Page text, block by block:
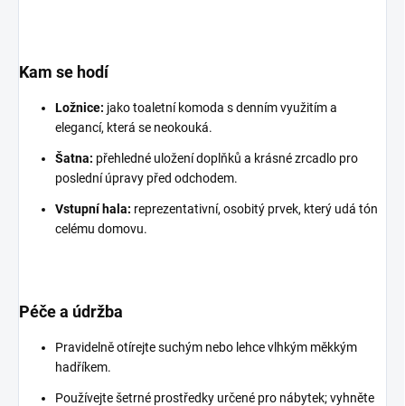
Kam se hodí
Ložnice: jako toaletní komoda s denním využitím a
elegancí, která se neokouká.
Šatna: přehledné uložení doplňků a krásné zrcadlo pro
poslední úpravy před odchodem.
Vstupní hala: reprezentativní, osobitý prvek, který udá tón
celému domovu.
Péče a údržba
Pravidelně otírejte suchým nebo lehce vlhkým měkkým
hadříkem.
Používejte šetrné prostředky určené pro nábytek; vyhněte